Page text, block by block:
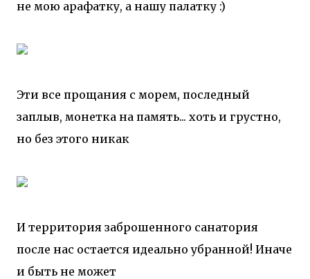
не мою арафатку, а нашу палатку :)
Эти все прощания с морем, последный
заплыв, монетка на память... хоть и грустно,
но без этого никак
И территория заброшенного санатория
после нас остается идеально убранной! Иначе
и быть не может